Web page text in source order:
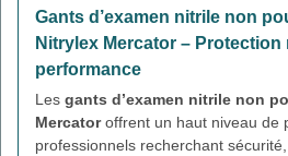
Gants d’examen nitrile non
Nitrylex Mercator – Protection
performance
Les gants d’examen nitrile non
Mercatoroffrent un haut niveau de
professionnels recherchant